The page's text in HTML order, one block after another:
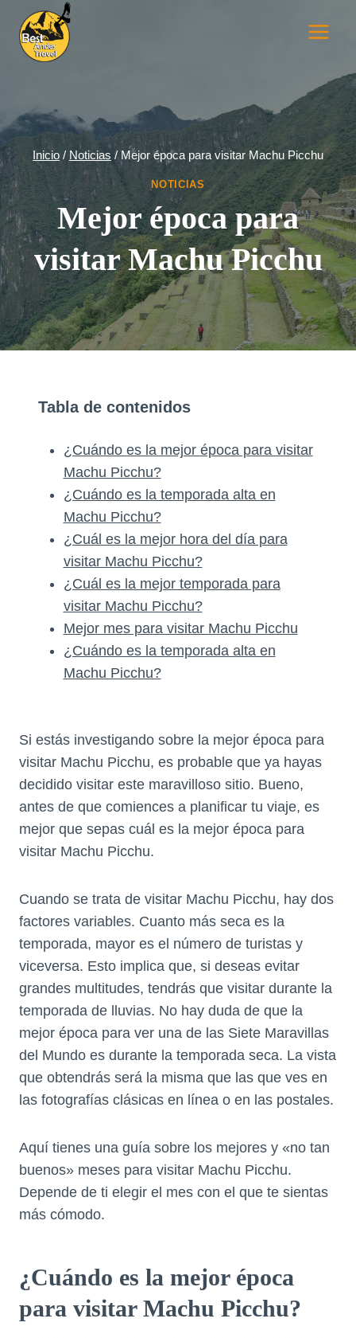
Saltar
contenido
Inicio / Noticias / Mejor época para visitar Machu Picchu
NOTICIAS
Mejor época para
visitar Machu Picchu
Tabla de contenidos
¿Cuándo es la mejor época para visitar
Machu Picchu?
¿Cuándo es la temporada alta en
Machu Picchu?
¿Cuál es la mejor hora del día para
visitar Machu Picchu?
¿Cuál es la mejor temporada para
visitar Machu Picchu?
Mejor mes para visitar Machu Picchu
¿Cuándo es la temporada alta en
Machu Picchu?
Si estás investigando sobre la mejor época para
visitar Machu Picchu, es probable que ya hayas
decidido visitar este maravilloso sitio. Bueno,
antes de que comiences a planificar tu viaje, es
mejor que sepas cuál es la mejor época para
visitar Machu Picchu.
Cuando se trata de visitar Machu Picchu, hay dos
factores variables. Cuanto más seca es la
temporada, mayor es el número de turistas y
viceversa. Esto implica que, si deseas evitar
grandes multitudes, tendrás que visitar durante la
temporada de lluvias. No hay duda de que la
mejor época para ver una de las Siete Maravillas
del Mundo es durante la temporada seca. La vista
que obtendrás será la misma que las que ves en
las fotografías clásicas en línea o en las postales.
Aquí tienes una guía sobre los mejores y «no tan
buenos» meses para visitar Machu Picchu.
Depende de ti elegir el mes con el que te sientas
más cómodo.
¿Cuándo es la mejor época
para visitar Machu Picchu?